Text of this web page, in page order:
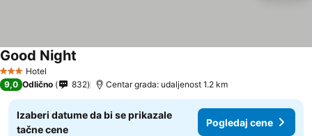
3 Zvezdice
Hotel
Good Night
9,0 Odlično 832 Centar grada: udaljenost 1.2 km
Izaberi datume da bi se prikazale
tačne cene
Pogledaj cene